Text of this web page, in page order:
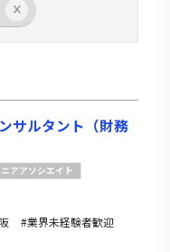
サルタント（財務
アアソシエイト
#業界未経験者歓迎